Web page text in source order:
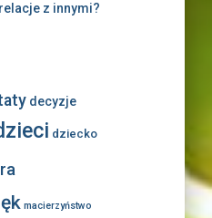
z innymi?
decyzje
dziecko
macierzyństwo